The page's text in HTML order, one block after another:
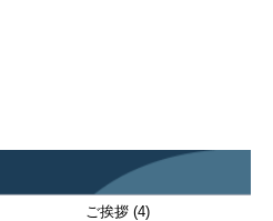
ご挨拶 (4)